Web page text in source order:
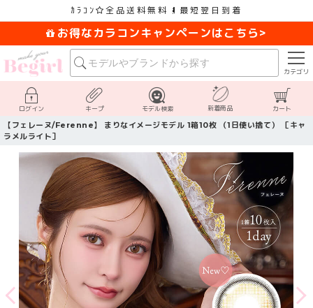
ｶﾗｺﾝ 全品送料無料 最短翌日到着
お得なカラコンキャンペーンはこちら>
カテゴリ
ログイン キープ モデル検索 新着商品 カート
【フェレーヌ/Ferenne】 まりなイメージモデル 1箱10枚 （1日使い捨て） ［キャ
ラメルライト］